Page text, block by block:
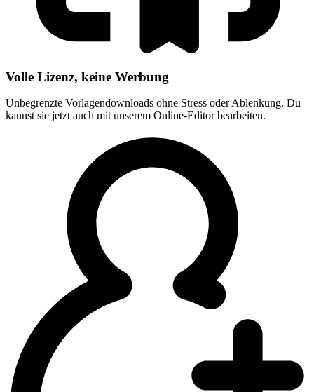
Volle Lizenz, keine Werbung
Unbegrenzte Vorlagendownloads ohne Stress oder Ablenkung. Du
kannst sie jetzt auch mit unserem Online-Editor bearbeiten.